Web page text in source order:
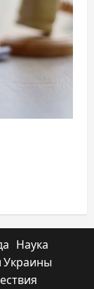
Наука
Украины